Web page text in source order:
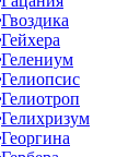
Гвоздика
Гейхера
Гелениум
Гелиопсис
Гелиотроп
Гелихризум
Георгина